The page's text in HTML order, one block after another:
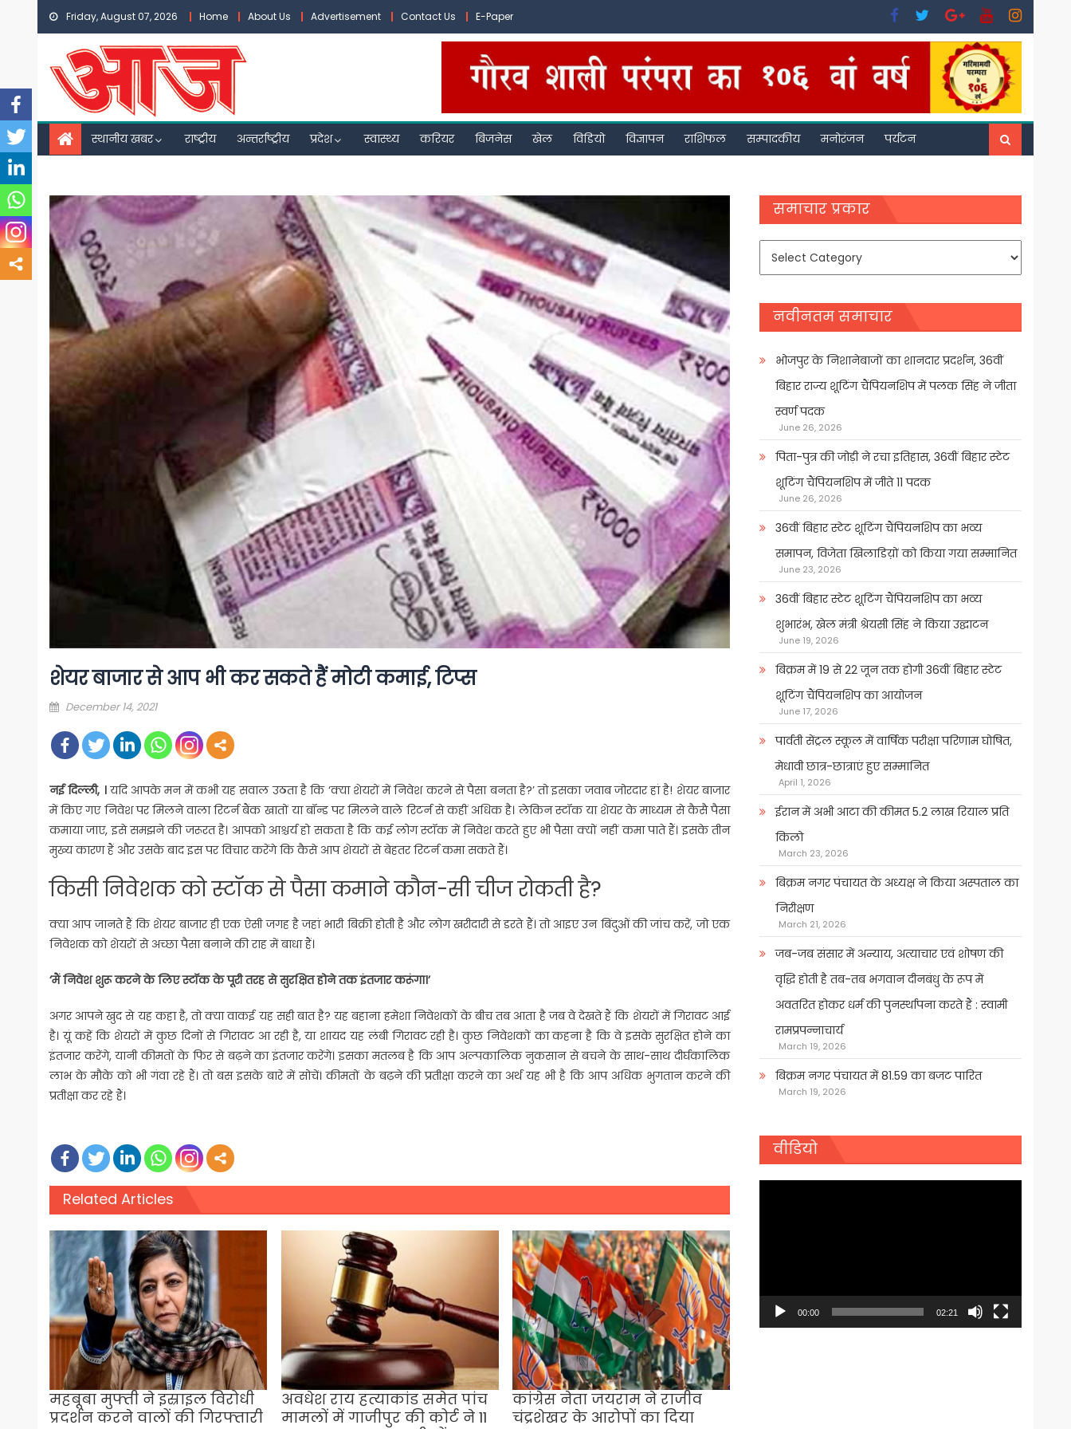
Skip
content
Friday, August 07, 2026 Home About Us Advertisement Contact Us E-Paper
स्थानीय खबर राष्ट्रीय अन्तर्राष्ट्रीय प्रदेश स्वास्थ्य करियर बिजनेस खेल विडियो विज्ञापन राशिफल सम्पादकीय मनोरंजन पर्यटन
शेयर बाजार से आप भी कर सकते हैं मोटी कमाई, टिप्‍स
Posted
December 14, 2021
नई दिल्‍ली, ।यदि आपके मन में कभी यह सवाल उठता है कि ‘क्या शेयरों में निवेश करने से पैसा बनता है?’ तो इसका जवाब जोरदार हां है! शेयर बाजार
में किए गए निवेश पर मिलने वाला रिटर्न बैंक खातों या बॉन्ड पर मिलने वाले रिटर्न से कहीं अधिक है। लेकिन स्टॉक या शेयर के माध्यम से कैसै पैसा
कमाया जाए, इसे समझने की जरूरत है। आपको आश्चर्य हो सकता है कि कई लोग स्टॉक में निवेश करते हुए भी पैसा क्यों नहीं कमा पाते हैं। इसके तीन
मुख्य कारण हैं और उसके बाद इस पर विचार करेंगे कि कैसे आप शेयरों से बेहतर रिटर्न कमा सकते हैं।
किसी निवेशक को स्टॉक से पैसा कमाने कौन-सी चीज रोकती है?
क्या आप जानते हैं कि शेयर बाजार ही एक ऐसी जगह है जहां भारी बिक्री होती है और लोग खरीदारी से डरते हैं। तो आइए उन बिंदुओं की जांच करें, जो एक
निवेशक को शेयरों से अच्छा पैसा बनाने की राह में बाधा हैं।
‘मैं निवेश शुरू करने के लिए स्टॉक के पूरी तरह से सुरक्षित होने तक इंतजार करूंगा।’
अगर आपने खुद से यह कहा है, तो क्या वाकई यह सही बात है? यह बहाना हमेशा निवेशकों के बीच तब आता है जब वे देखते हैं कि शेयरों में गिरावट आई
है। यूं कहें कि शेयरों में कुछ दिनों से गिरावट आ रही है, या शायद यह लंबी गिरावट रही है। कुछ निवेशकों का कहना है कि वे इसके सुरक्षित होने का
इंतजार करेंगे, यानी कीमतों के फिर से बढ़ने का इंतजार करेंगे। इसका मतलब है कि आप अल्पकालिक नुकसान से बचने के साथ-साथ दीर्घकालिक
लाभ के मौके को भी गंवा रहे हैं। तो बस इसके बारे में सोचें। कीमतों के बढ़ने की प्रतीक्षा करने का अर्थ यह भी है कि आप अधिक भुगतान करने की
प्रतीक्षा कर रहे हैं।
Related Articles
महबूबा मुफ्ती ने इस्राइल विरोधी
प्रदर्शन करने वालों की गिरफ्तारी
अवधेश राय हत्याकांड समेत पांच
मामलों में गाजीपुर की कोर्ट ने 11
कांग्रेस नेता जयराम ने राजीव
चंद्रशेखर के आरोपों का दिया
समाचार प्रकार
समाचार
नवीनतम समाचार
भोजपुर के निशानेबाजों का शानदार प्रदर्शन, 36वीं
बिहार राज्य शूटिंग चैंपियनशिप में पलक सिंह ने जीता
स्वर्ण पदक
June 26, 2026
पिता-पुत्र की जोड़ी ने रचा इतिहास, 36वीं बिहार स्टेट
शूटिंग चैंपियनशिप में जीते 11 पदक
June 26, 2026
36वीं बिहार स्टेट शूटिंग चैंपियनशिप का भव्य
समापन, विजेता खिलाडिय़ों को किया गया सम्मानित
June 23, 2026
36वीं बिहार स्टेट शूटिंग चैंपियनशिप का भव्य
शुभारंभ, खेल मंत्री श्रेयसी सिंह ने किया उद्घाटन
June 19, 2026
बिक्रम में 19 से 22 जून तक होगी 36वीं बिहार स्टेट
शूटिंग चैंपियनशिप का आयोजन
June 17, 2026
पार्वती सेंट्रल स्कूल में वार्षिक परीक्षा परिणाम घोषित,
मेधावी छात्र-छात्राएं हुए सम्मानित
April 1, 2026
ईरान में अभी आटा की कीमत 5.2 लाख रियाल प्रति
किलो
March 23, 2026
बिक्रम नगर पंचायत के अध्यक्ष ने किया अस्पताल का
निरीक्षण
March 21, 2026
जब-जब संसार में अन्याय, अत्याचार एवं शोषण की
वृद्धि होती है तब-तब भगवान दीनबंधु के रूप में
अवतरित होकर धर्म की पुनर्स्थापना करते हैं : स्वामी
रामप्रपन्नाचार्य
March 19, 2026
बिक्रम नगर पंचायत में 81.59 का बजट पारित
March 19, 2026
वीडियो
00:00 02:21